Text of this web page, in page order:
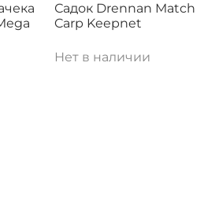
Садок Drennan Match
Carp Keepnet
Нет в наличии